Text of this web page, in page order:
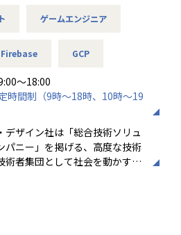
化による労働力の減少に始ま
業承継問題など、日本は国の経
個人が「雇用」という形で繋が
方では、これらの課題に対応す
状況になってきています。ま
を向けると、貧困や紛争など課
です。生まれた国や環境によっ
の格差が生まれてしまう。そん
条理も解決していきたいと考え
「知のめぐりをよくする」
ころにとど留まることなく、
ンバー間でお互いを尊重して業
者が参画し、ビジネスの現場理
とができる
上で技術的ソリューションを提
フラットに議論し、取り扱うこ
ぐり」の質とスピードを飛躍的
スラインナップ＞
リングコンサルティングサービ
の経験・知見を複数の企業で
営課題を解決するサービス
レキシー）サービス：ハイクラ
ア・デザイナーと共にIT課題を
ビス
オープン・アイデア）サービ
行推進を行う新規事業共創サー
ております。
バリ工程のリード
バリ工程のマネジメント
十分考慮し最適なポジションを
に対応します。
プロジェクトのリードやマネジ
ゲームエンジニア
Firebase GCP
～18:00
時間制（9時～18時、10時～19
有無： 有（月平均20時間）
分
デザイン社は「総合技術ソリュ
パニー」を掲げる、高度な技術
術者集団として社会を動かすこ
わゆる技術者派遣と呼ばれ